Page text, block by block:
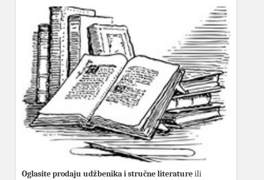
Oglasite prodaju udžbenika i stručne literatureili